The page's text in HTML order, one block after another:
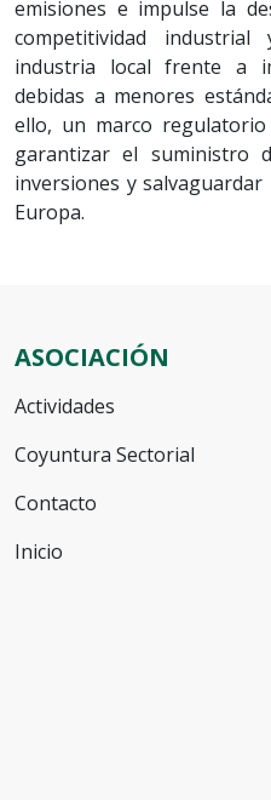
emisiones e impulse la
competitividad
industria local frente a
debidas a menores
ello, un marco regulatorio
garantizar el suministro
inversiones y
Europa.
ASOCIACIÓN
Actividades
Coyuntura Sectorial
Contacto
Inicio